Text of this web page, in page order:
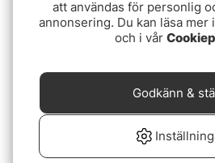
Sweatshirt Athletic
699 kr
att användas för personlig
annonsering. Du kan läsa mer
och i vår
Godkänn &